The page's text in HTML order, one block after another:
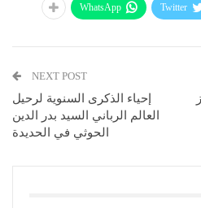
Twitter
WhatsApp
NEXT POST
إحياء الذكرى السنوية لرحيل
العالم الرباني السيد بدر الدين
الحوثي في الحديدة